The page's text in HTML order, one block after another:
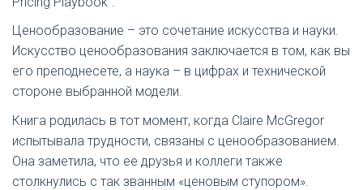
Ценообразование – это сочетание искусства и науки.
Искусство ценообразования заключается в том, как вы
его преподнесете, а наука – в цифрах и технической
стороне выбранной модели.
Книга родилась в тот момент, когда Claire McGregor
испытывала трудности, связаны с ценообразованием.
Она заметила, что ее друзья и коллеги также
столкнулись с так званным «ценовым ступором».